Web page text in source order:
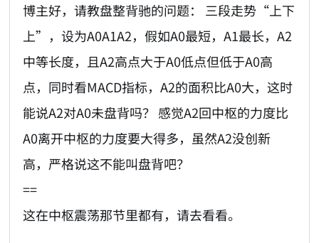
博主好，请教盘整背驰的问题： 三段走势“上下
上”，设为A0A1A2，假如A0最短，A1最长，A2
中等长度，且A2高点大于A0低点但低于A0高
点，同时看MACD指标，A2的面积比A0大，这时
能说A2对A0未盘背吗？ 感觉A2回中枢的力度比
A0离开中枢的力度要大得多，虽然A2没创新
高，严格说这不能叫盘背吧？
==
这在中枢震荡那节里都有，请去看看。